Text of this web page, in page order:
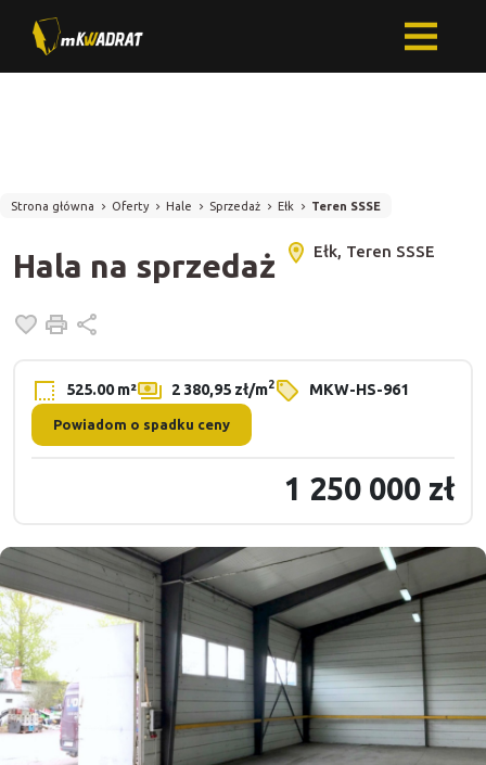
Strona główna Oferty Hale Sprzedaż Ełk Teren SSSE
Hala na sprzedaż Ełk, Teren SSSE
Dodaj do ulubionych
Drukuj
525.00 m² 2 380,95 zł/m2 MKW-HS-961
Powiadom o spadku ceny
1 250 000 zł